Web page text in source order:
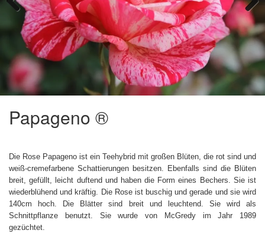
Previous Next
Papageno ®
Die Rose Papageno ist ein Teehybrid mit großen Blüten, die rot sind und
weiß-cremefarbene Schattierungen besitzen. Ebenfalls sind die Blüten
breit, gefüllt, leicht duftend und haben die Form eines Bechers. Sie ist
wiederblühend und kräftig. Die Rose ist buschig und gerade und sie wird
140cm hoch. Die Blätter sind breit und leuchtend. Sie wird als
Schnittpflanze benutzt. Sie wurde von McGredy im Jahr 1989
gezüchtet.